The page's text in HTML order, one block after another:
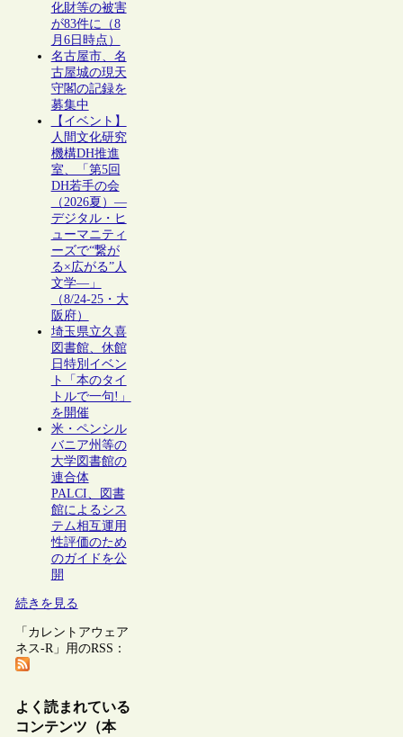
化財等の被害
が83件に（8
月6日時点）
名古屋市、名
古屋城の現天
守閣の記録を
募集中
【イベント】
人間文化研究
機構DH推進
室、「第5回
DH若手の会
（2026夏）―
デジタル・ヒ
ューマニティ
ーズで“繋が
る×広がる”人
文学―」
（8/24-25・大
阪府）
埼玉県立久喜
図書館、休館
日特別イベン
ト「本のタイ
トルで一句!」
を開催
米・ペンシル
バニア州等の
大学図書館の
連合体
PALCI、図書
館によるシス
テム相互運用
性評価のため
のガイドを公
開
続きを見る
「カレントアウェア
ネス-R」用のRSS：
よく読まれている
コンテンツ（本